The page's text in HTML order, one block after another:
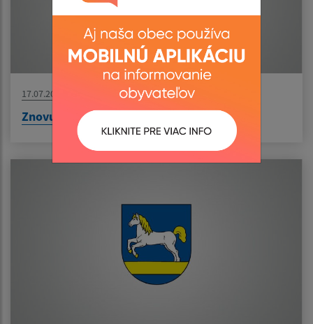
17.07.2026
Znovuotvorenie našej pošty